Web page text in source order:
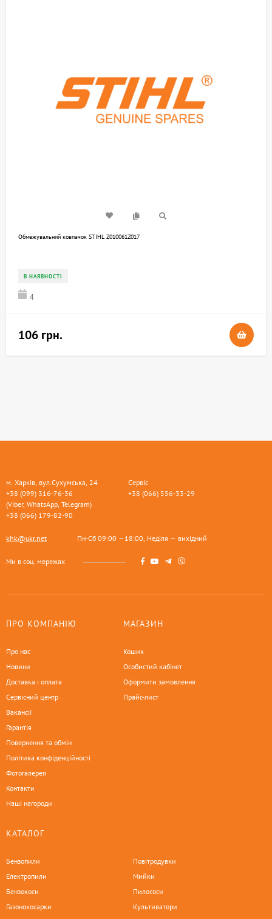
Обмежувальний ковпачок STIHL Z010061Z017
В НАЯВНОСТІ
4
106 грн.
м. Харків, вул.Сухумська, 24
+38 (099) 316-76-36
(Viber, WhatsApp, Telegram)
+38 (066) 179-82-90
Сервіс
+38 (066) 556-33-29
khk@ukr.net Пн-Сб 09:00 —18:00, Неділя — вихідний
Ми в соц. мережах
ПРО КОМПАНІЮ
Про нас
Новини
Доставка і оплата
Сервісний центр
Вакансії
Гарантія
Повернення та обмін
Політика конфіденційності
Фотогалерея
Контакти
Наші нагороди
МАГАЗИН
Кошик
Особистий кабінет
Оформити замовлення
Прайс-лист
КАТАЛОГ
Бензопили
Електропили
Бензокоси
Газонокосарки
Повітродувки
Мийки
Пилососи
Культиватори